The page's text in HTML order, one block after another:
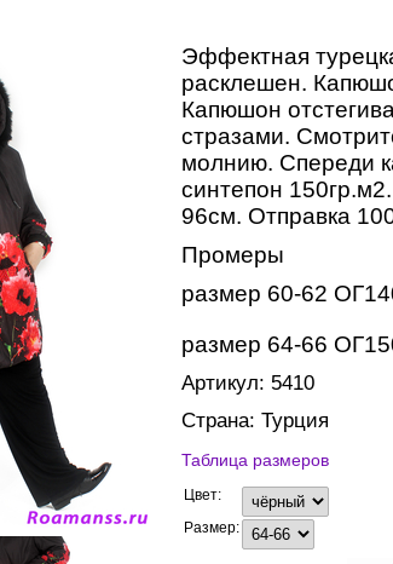
Эффектная
расклешен.
Капюшон
стразами.
молнию. Спереди
синтепон
96см. Отправка
Промеры
размер 60-62
размер 64-66
Артикул: 5410
Страна: Турция
Таблица размеров
Цвет:
Размер: